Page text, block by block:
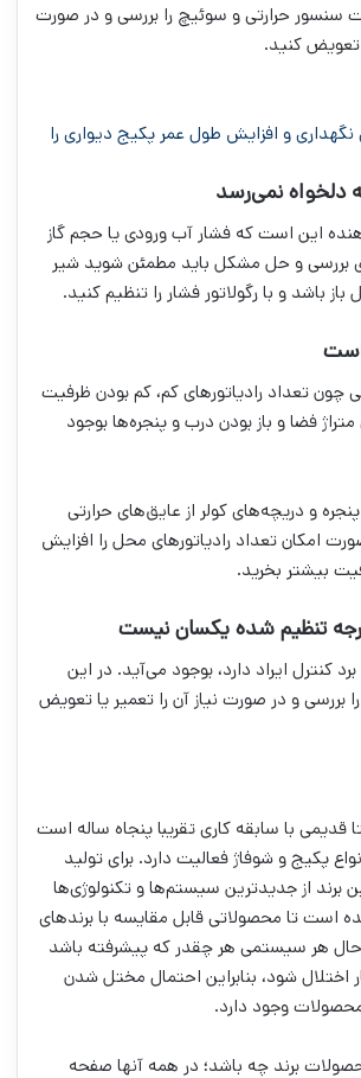
سنسور حرارتی و سوئیچ را بررسی و در صورت
تعویض کنید.
نگهداری و افزایش طول عمر پکیج دیواری را
دلخواه نمی‌رسد
این است که فشار آب ورودی یا حجم گاز
بررسی و حل مشکل باید مطمئن شوید شیر
باشد و با رگولاتور فشار را تنظیم کنید.
چون تعداد رادیاتورهای کم، کم بودن ظرفیت
فضا و باز بودن درب و پنجره‌ها بوجود
و دریچه‌های کولر از عایق‌های حرارتی
امکان تعداد رادیاتورهای محل را افزایش
بیشتر بخرید.
تنظیم شده یکسان نیست
کنترل ایراد دارد، بوجود می‌آید. در این
را بررسی و در صورت نیاز آن را تعمیر یا تعویض
قدیمی با سابقه کاری تقریبا پنجاه ساله است
پکیج و شوفاژ فعالیت دارد. برای تولید
برند از جدیدترین سیستم‌ها و تکنولوژی‌ها
است تا محصولاتی قابل مقایسه با برندهای
هر سیستمی هر چقدر که پیشرفته باشد
شود، بنابراین احتمال مختل شدن
وجود دارد.
برند چه باشد؛ در همه آنها صفحه